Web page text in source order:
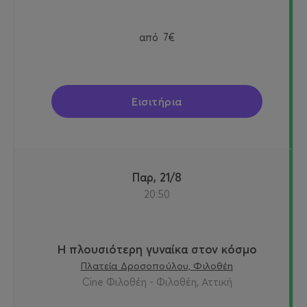
από 7€
Εισιτήρια
Παρ, 21/8
20:50
Η πλουσιότερη γυναίκα στον κόσμο
Πλατεία Δροσοπούλου, Φιλοθέη
Cine Φιλοθέη - Φιλοθέη, Αττική